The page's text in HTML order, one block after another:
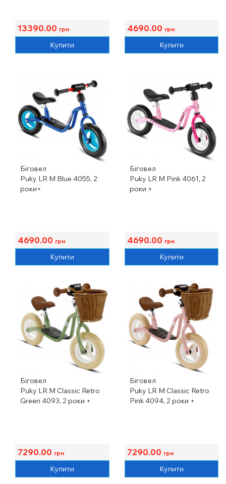
13390.00 грн
Купити
4690.00 грн
Купити
Біговел
Puky LR M Blue 4055, 2
роки+
4690.00 грн
Купити
Біговел
Puky LR M Pink 4061, 2
роки +
4690.00 грн
Купити
Біговел
Puky LR M Classic Retro
Green 4093, 2 роки +
7290.00 грн
Купити
Біговел
Puky LR M Classic Retro
Pink 4094, 2 роки +
7290.00 грн
Купити